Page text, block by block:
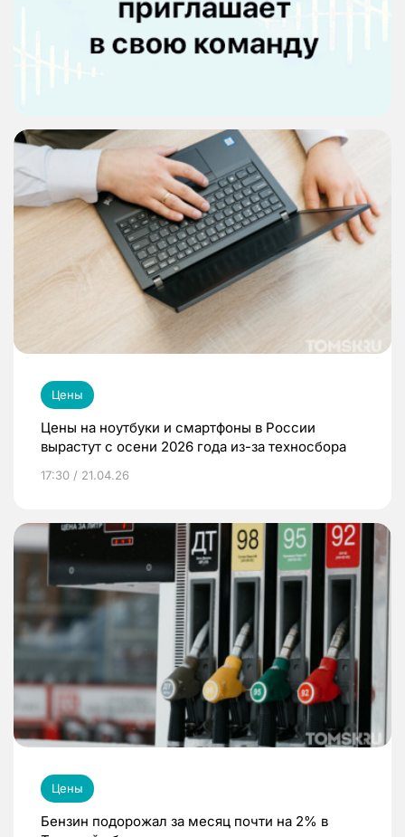
Цены
Цены на ноутбуки и смартфоны в России
вырастут с осени 2026 года из-за техносбора
17:30 / 21.04.26
Цены
Бензин подорожал за месяц почти на 2% в